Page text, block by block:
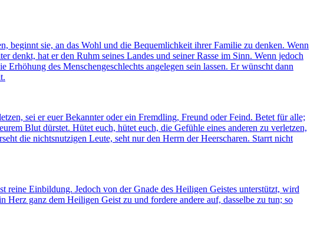
beginnt sie, an das Wohl und die Bequemlichkeit ihrer Familie zu denken. Wenn
hat er den Ruhm seines Landes und seiner Rasse im Sinn. Wenn jedoch
des Menschengeschlechts angelegen sein lassen. Er wünscht dann
sei er euer Bekannter oder ein Fremdling, Freund oder Feind. Betet für alle;
Blut dürstet. Hütet euch, hütet euch, die Gefühle eines anderen zu verletzen,
die nichtsnutzigen Leute, seht nur den Herrn der Heerscharen. Starrt nicht
reine Einbildung. Jedoch von der Gnade des Heiligen Geistes unterstützt, wird
ganz dem Heiligen Geist zu und fordere andere auf, dasselbe zu tun; so